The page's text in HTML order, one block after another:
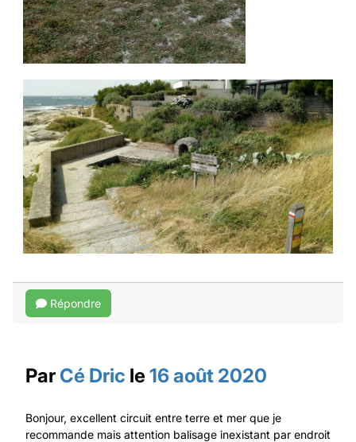
Répondre
Par Cé Dric le 16 août 2020
Bonjour, excellent circuit entre terre et mer que je
recommande mais attention balisage inexistant par endroit